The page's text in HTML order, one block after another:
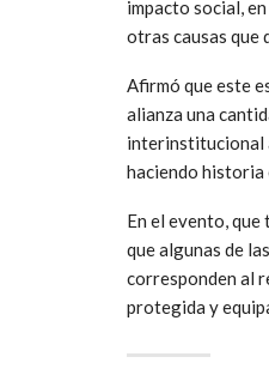
impacto social,
otras causas que
Afirmó que este
alianza una
interinstitucional
haciendo historia
En el evento,
que algunas de
corresponden al
protegida y